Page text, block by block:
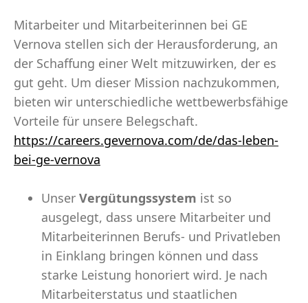
Mitarbeiter und Mitarbeiterinnen bei GE
Vernova stellen sich der Herausforderung, an
der Schaffung einer Welt mitzuwirken, der es
gut geht. Um dieser Mission nachzukommen,
bieten wir unterschiedliche wettbewerbsfähige
Vorteile für unsere Belegschaft.
https://careers.gevernova.com/de/das-leben-
bei-ge-vernova
Unser Vergütungssystem ist so
ausgelegt, dass unsere Mitarbeiter und
Mitarbeiterinnen Berufs- und Privatleben
in Einklang bringen können und dass
starke Leistung honoriert wird. Je nach
Mitarbeiterstatus und staatlichen